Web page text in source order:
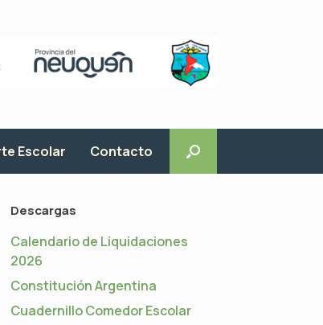
Escolar Contacto
Descargas
Calendario de Liquidaciones
2026
Constitución Argentina
Cuadernillo Comedor Escolar